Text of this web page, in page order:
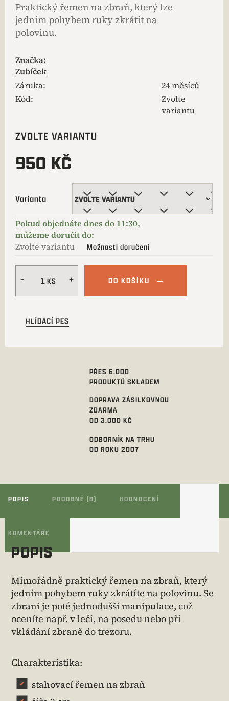
Praktický řemen na zbraň, který lze
jedním pohybem ruky zkrátit na
polovinu.
Značka:
Zubíček
Záruka:
24 měsíců
Kód:
Zvolte
variantu
ZVOLTE VARIANTU
950 KČ
Varianta
Zvolte variantu Možnosti doručení
DO KOŠÍKU
HLÍDACÍ PES
PŘES 6.000
PRODUKTŮ SKLADEM
DOPRAVA ZÁSILKOVNOU
ZDARMA
OD 3.000 KČ
ODBORNÍK NA TRHU
OD ROKU 2007
POPIS PODOBNÉ (8) HODNOCENÍ
KOMENTÁŘE
POPIS
Mimořádně praktický řemen na zbraň, který
jedním pohybem ruky zkrátíte na polovinu. Se
zbraní je poté jednodušší manipulace, což
oceníte např. v leči, na posedu nebo při
vkládání zbraně do trezoru.
Charakteristika:
stahovací řemen na zbraň